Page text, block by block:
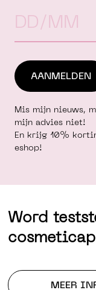
Mis mijn nieuws,
mijn advies niet!
En krijg 10%
eshop!
Word
MEER